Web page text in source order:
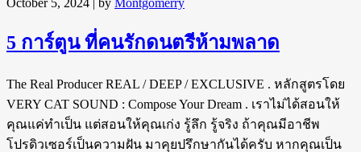
October 5, 2024 | by Montgomerry
5 การ์ตูน ที่คนรักดนตรีห้ามพลาด
The Real Producer REAL / DEEP / EXCLUSIVE . หลักสูตรโดย
VERY CAT SOUND : Compose Your Dream . เราไม่ได้สอนให้
คุณแค่ทำเป็น แต่สอนให้คุณเก่ง รู้ลึก รู้จริง ถ้าคุณมีอาชีพ
โปรดิวเซอร์เป็นความฝัน มาคุยปรึกษากันได้ครับ หากคุณเป็น